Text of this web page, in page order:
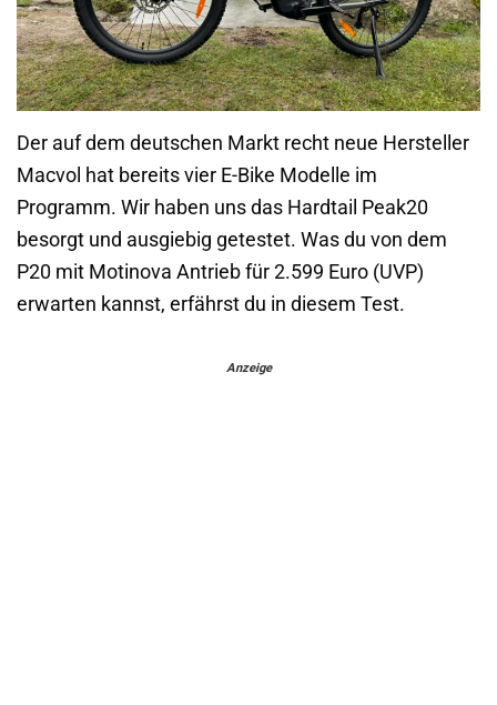
Der auf dem deutschen Markt recht neue Hersteller
Macvol hat bereits vier E-Bike Modelle im
Programm. Wir haben uns das Hardtail Peak20
besorgt und ausgiebig getestet. Was du von dem
P20 mit Motinova Antrieb für 2.599 Euro (UVP)
erwarten kannst, erfährst du in diesem Test.
Anzeige